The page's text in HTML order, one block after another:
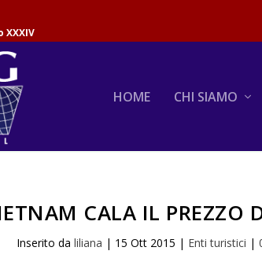
HOME CHI SIAMO
CALA IL PREZZO
Inserito da liliana | 15 Ott 2015 | Enti turistici |